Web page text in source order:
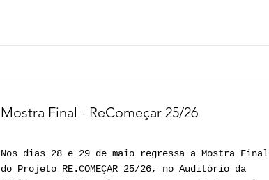
Mostra Final - ReComeçar 25/26
Nos dias 28 e 29 de maio regressa a Mostra Final
do Projeto RE.COMEÇAR 25/26, no Auditório da